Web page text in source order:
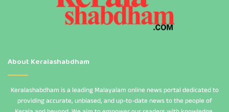
About Keralashabdham
Keralashabdham is a leading Malayalam online news portal dedicated to
providing accurate, unbiased, and up-to-date news to the people of